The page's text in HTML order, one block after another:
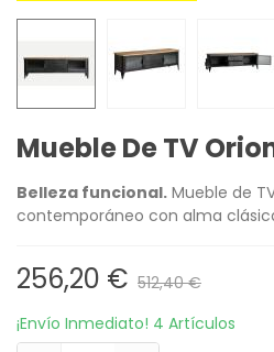
Mueble De TV
Belleza funcional. Mueble de
contemporáneo con alma
256,20 € 512,40 €
¡Envío Inmediato! 4 Artículos